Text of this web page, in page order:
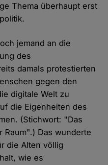
Thema überhaupt erst
jemand an die
des
damals protestierten
gegen den
digitale Welt zu
die Eigenheiten des
(Stichwort: "Das
Das wunderte
die Alten völlig
wie es